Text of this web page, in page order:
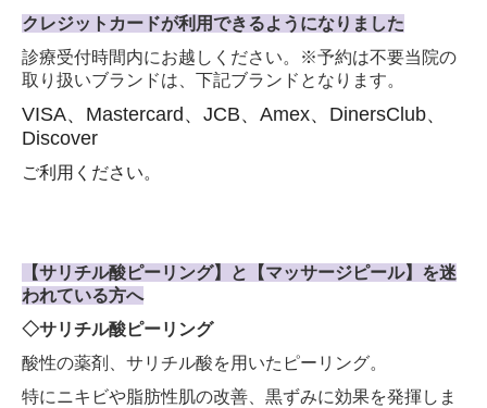
クレジットカードが利用できるようになりました
診療受付時間内にお越しください。※予約は不要当院の
取り扱いブランドは、下記ブランドとなります。
VISA、Mastercard、JCB、Amex、DinersClub、
Discover
ご利用ください。
【サリチル酸ピーリング】と【マッサージピール】を迷
われている方へ
◇サリチル酸ピーリング
酸性の薬剤、サリチル酸を用いたピーリング。
特にニキビや脂肪性肌の改善、黒ずみに効果を発揮しま